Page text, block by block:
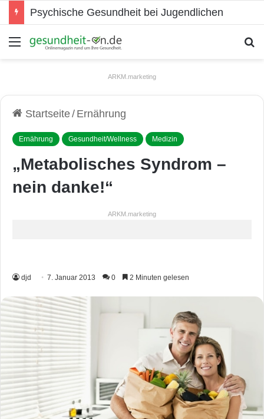
Psychische Gesundheit bei Jugendlichen
Menü
ARKM.marketing
Startseite/ Ernährung
Ernährung Gesundheit/Wellness Medizin
„Metabolisches Syndrom –
nein danke!“
ARKM.marketing
djd 7. Januar 2013 0 2 Minuten gelesen